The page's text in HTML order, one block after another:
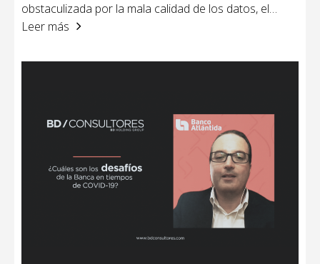
obstaculizada por la mala calidad de los datos, el…
Leer más